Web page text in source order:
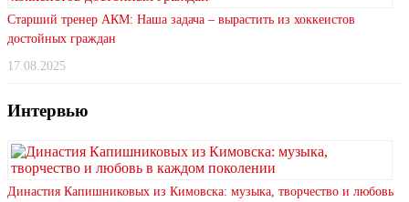
Старший тренер АКМ: Наша задача – вырастить из хоккеистов
достойных граждан
17.08.2025
Интервью
Династия Капишниковых из Кимовска: музыка, творчество и любовь